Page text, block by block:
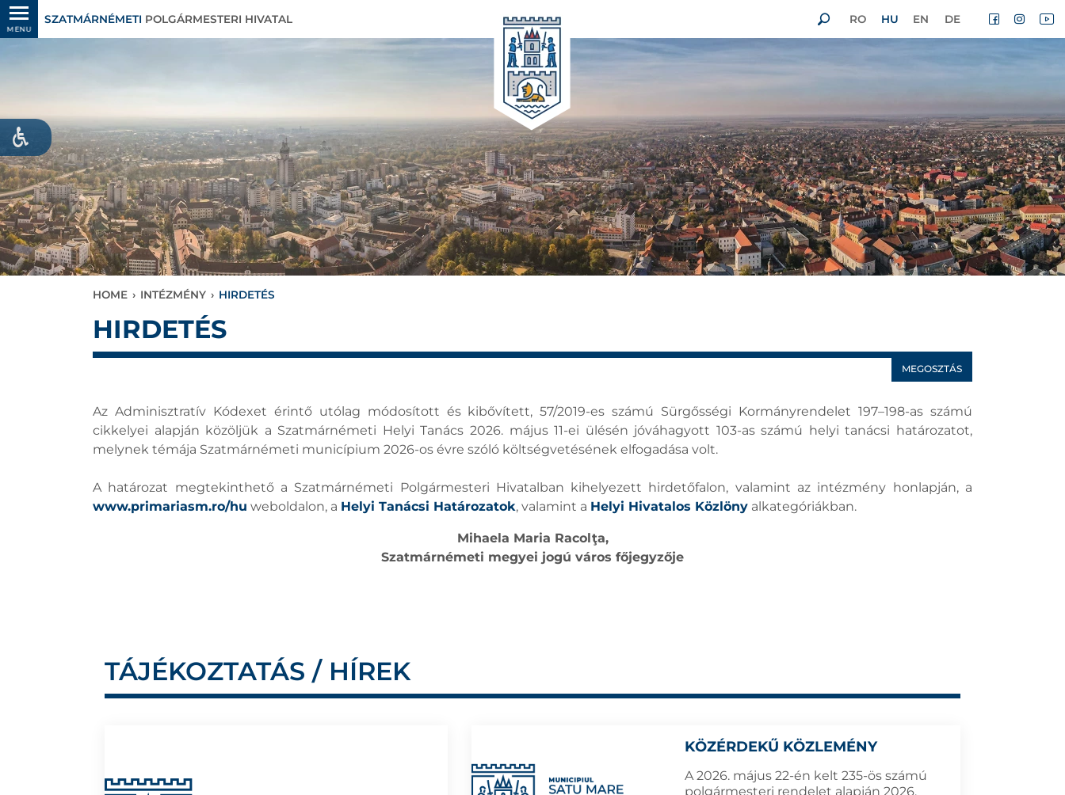
MENU
SZATMÁRNÉMETI POLGÁRMESTERI HIVATAL RO HU EN DE
HOME › INTÉZMÉNY › HIRDETÉS
HIRDETÉS
MEGOSZTÁS
Az Adminisztratív Kódexet érintő utólag módosított és kibővített, 57/2019-es számú Sürgősségi Kormányrendelet 197–198-as számú
cikkelyei alapján közöljük a Szatmárnémeti Helyi Tanács 2026. május 11-ei ülésén jóváhagyott 103-as számú helyi tanácsi határozatot,
melynek témája Szatmárnémeti municípium 2026-os évre szóló költségvetésének elfogadása volt.
A határozat megtekinthető a Szatmárnémeti Polgármesteri Hivatalban kihelyezett hirdetőfalon, valamint az intézmény honlapján, a
www.primariasm.ro/hu weboldalon, a Helyi Tanácsi Határozatok, valamint a Helyi Hivatalos Közlöny alkategóriákban.
Mihaela Maria Racolţa,
Szatmárnémeti megyei jogú város főjegyzője
TÁJÉKOZTATÁS / HÍREK
KÖZÉRDEKŰ KÖZLEMÉNY
A 2026. május 22-én kelt 235-ös számú
polgármesteri rendelet alapján 2026.